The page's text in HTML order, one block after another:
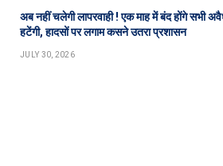
अब नहीं चलेगी लापरवाही ! एक माह में बंद होंगे सभी
हटेंगी, हादसों पर लगाम कसने उतरा प्रशासन
JULY 30, 2026